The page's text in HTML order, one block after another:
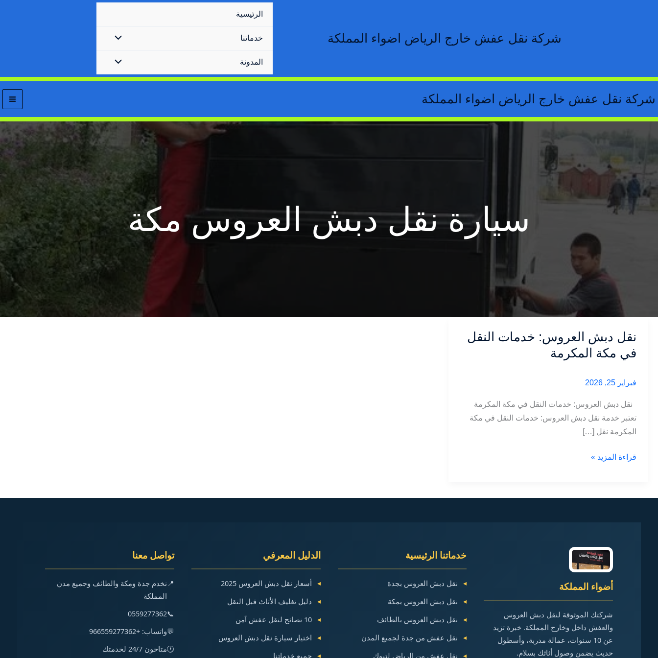
شركة نقل عفش خارج الرياض اضواء المملكة
الرئيسية
خدماتنا
المدونة
شركة نقل عفش خارج الرياض اضواء المملكة
سيارة نقل دبش العروس مكة
نقل دبش العروس: خدمات النقل
في مكة المكرمة
فبراير 25, 2026
نقل دبش العروس: خدمات النقل في مكة المكرمة
تعتبر خدمة نقل دبش العروس: خدمات النقل في مكة
المكرمة نقل […]
نقل
خدمات
المكرمة
قراءة المزيد »
أضواء المملكة
شركتك الموثوقة لنقل دبش العروس
والعفش داخل وخارج المملكة. خبرة تزيد
عن 10 سنوات، عمالة مدربة، وأسطول
حديث يضمن وصول أثاثك بسلام.
خدماتنا الرئيسية
نقل دبش العروس بجدة
نقل دبش العروس بمكة
نقل دبش العروس بالطائف
نقل عفش من جدة لجميع المدن
نقل عفش من الرياض لتبوك
الدليل المعرفي
أسعار نقل دبش العروس 2025
دليل تغليف الأثاث قبل النقل
10 نصائح لنقل عفش آمن
اختيار سيارة نقل دبش العروس
جميع خدماتنا
تواصل معنا
📍نخدم جدة ومكة والطائف وجميع مدن
المملكة
📞
0559277362
💬واتساب: +966559277362
🕐متاحون 24/7 لخدمتك